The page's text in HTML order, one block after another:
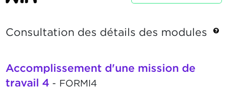
Consultation des détails des modules
Accomplissement d'une mission de
travail 4- FORMI4